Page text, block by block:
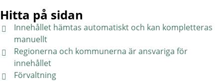
Hitta på sidan
Innehållet hämtas automatiskt och kan kompletteras
manuellt
Regionerna och kommunerna är ansvariga för
innehållet
Förvaltning